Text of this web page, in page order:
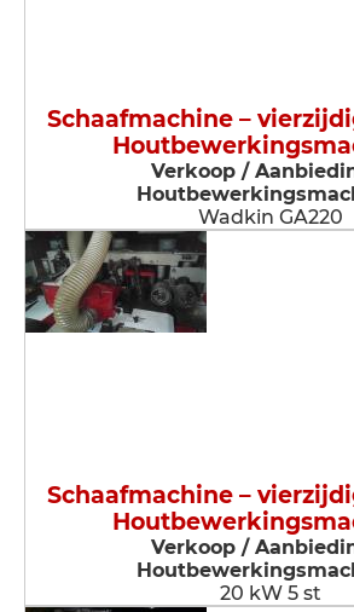
Schaafmachine –
Verkoop /
Wadkin GA220
Schaafmachine –
Verkoop /
20 kW 5 st